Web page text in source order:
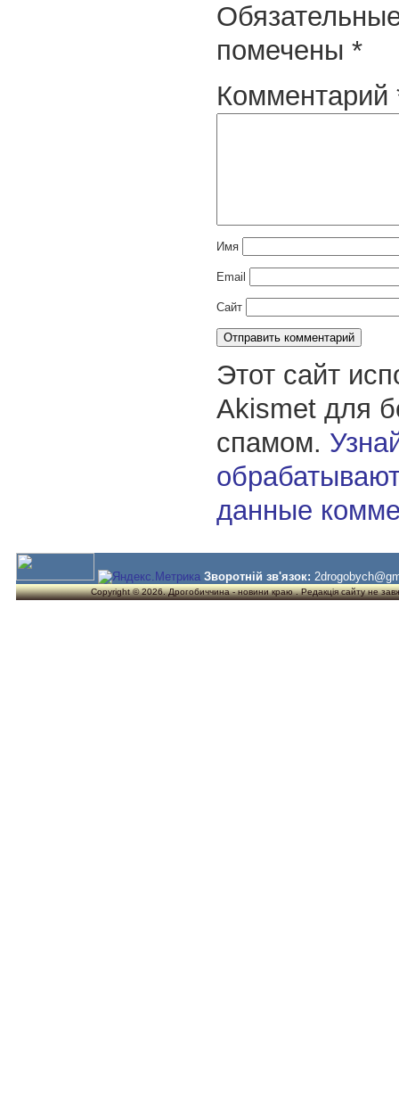
помечены *
Комментарий
Имя
Email
Сайт
Этот сайт
Akismet для
спамом.
данные
Зворотній зв'язок:
Copyright © 2026. Дрогобиччина - новини краю . Редакція сайту не